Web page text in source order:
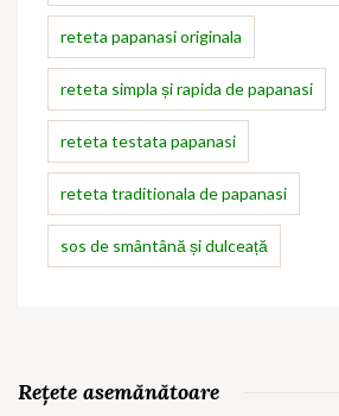
reteta papanasi originala
reteta simpla și rapida de papanasi
reteta testata papanasi
reteta traditionala de papanasi
sos de smântână și dulceață
Rețete asemănătoare